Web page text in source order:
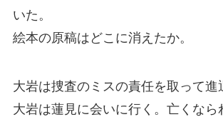
いた。
絵本の原稿はどこに消えたか。
大岩は捜査のミスの責任を取って進
大岩は蓮見に会いに行く。亡くなら